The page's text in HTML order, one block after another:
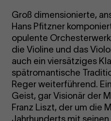
Groß dimensionierte,
Hans Pfitzner
opulente
die Violine und das
auch ein viersätziges
spätromantische
Reger weiterführend.
Geist, gar Visionär der
Franz Liszt, der um die
Jahrhunderts mit